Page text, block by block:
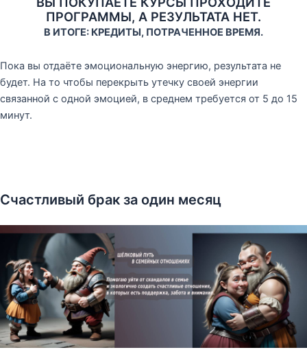
ПРОГРАММЫ, А РЕЗУЛЬТАТА НЕТ.
В ИТОГЕ: КРЕДИТЫ, ПОТРАЧЕННОЕ ВРЕМЯ.
Пока вы отдаёте эмоциональную энергию, результата не
будет. На то чтобы перекрыть утечку своей энергии
связанной с одной эмоцией, в среднем требуется от 5 до 15
минут.
Счастливый брак за один месяц